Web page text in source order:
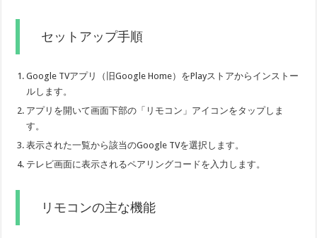
セットアップ手順
Google TVアプリ（旧Google Home）をPlayストアからインストー
ルします。
アプリを開いて画面下部の「リモコン」アイコンをタップしま
す。
表示された一覧から該当のGoogle TVを選択します。
テレビ画面に表示されるペアリングコードを入力します。
リモコンの主な機能